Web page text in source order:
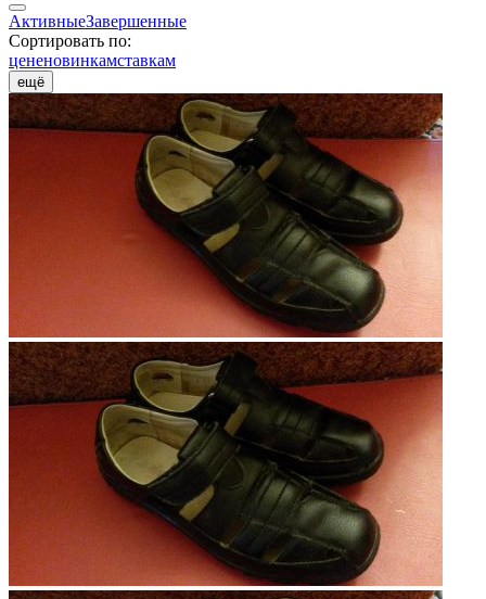
АктивныеЗавершенные
Сортировать по:
цененовинкамставкам
ещё